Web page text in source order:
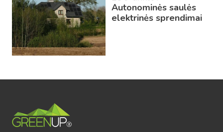
Autonominės saulės
elektrinės sprendimai